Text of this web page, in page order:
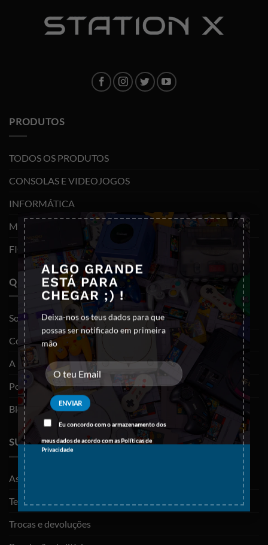
ALGO GRANDE
ESTÁ PARA
CHEGAR ;) !
Deixa-nos os teus dados para que
possas ser notificado em primeira
mão
Eu concordo com o armazenamento dos
meus dados de acordo com asPolíticas de
Privacidade
×
PRODUTOS
TODOS OS PRODUTOS
CONSOLAS E VIDEOJOGOS
INFORMÁTICA
MOBILIDADE
FIGURAS FUNKO POP
QUEM SOMOS
Sobre nós
Contactos
A minha conta
Política de privacidade
Blog
SUPORTE
As minhas encomendas
Termos e Condições
Trocas e devoluções